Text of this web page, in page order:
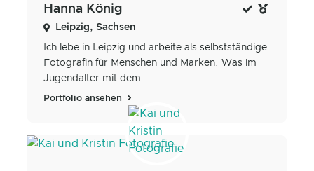
Hanna König
Leipzig, Sachsen
Ich lebe in Leipzig und arbeite als selbstständige
Fotografin für Menschen und Marken. Was im
Jugendalter mit dem...
Portfolio ansehen